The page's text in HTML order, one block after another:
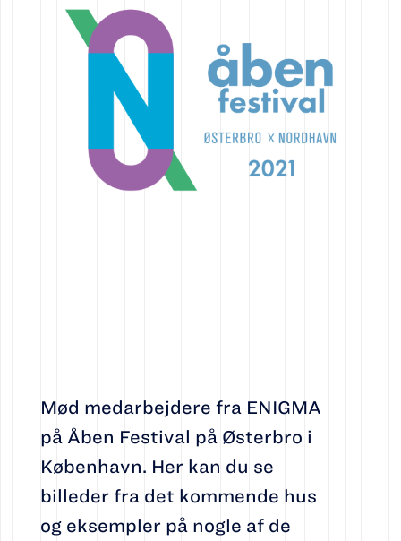
Mød medarbejdere fra ENIGMA
på Åben Festival på Østerbro i
København. Her kan du se
billeder fra det kommende hus
og eksempler på nogle af de